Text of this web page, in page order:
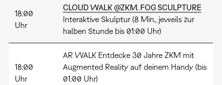
18:00
Uhr
CLOUD WALK @ZKM. FOG SCULPTURE
Interaktive Skulptur (8 Min., jeweils zur
halben Stunde bis 01:00 Uhr)
18:00
Uhr
AR WALK Entdecke 30 Jahre ZKM mit
Augmented Reality auf deinem Handy (bis
01:00 Uhr)